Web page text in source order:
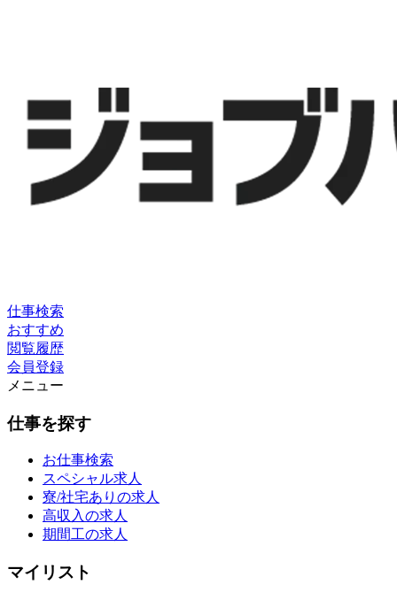
仕事検索
おすすめ
閲覧履歴
会員登録
メニュー
仕事を探す
お仕事検索
スペシャル求人
寮/社宅ありの求人
高収入の求人
期間工の求人
マイリスト